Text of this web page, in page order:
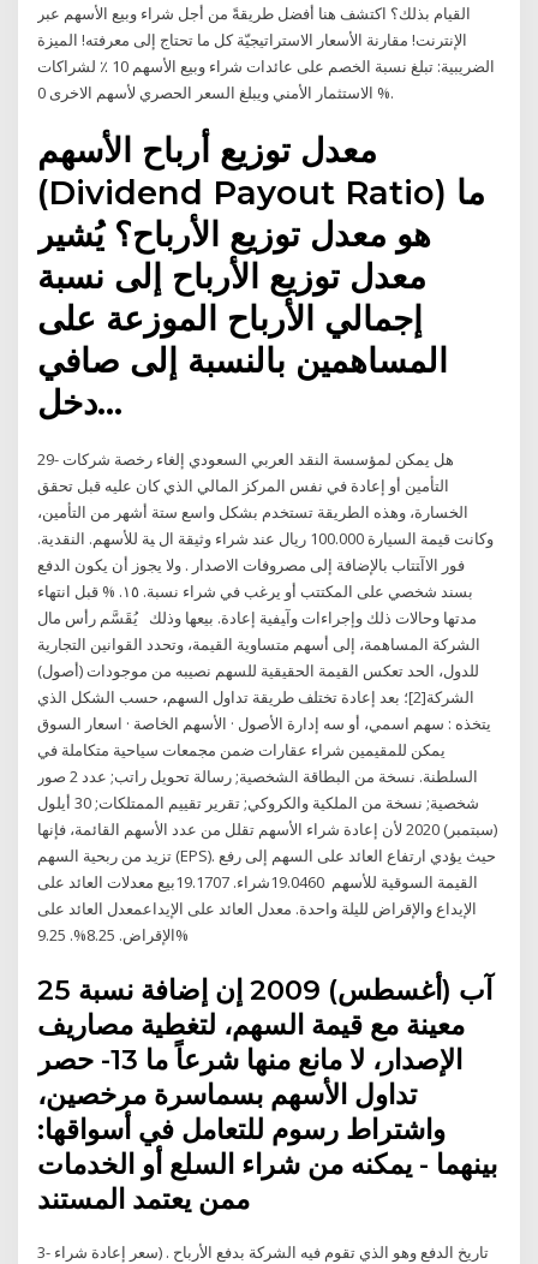
القيام بذلك؟ اكتشف هنا أفضل طريقةً من أجل شراء وبيع الأسهم عبر
الإنترنت! مقارنة الأسعار الاستراتيجيّة كل ما تحتاج إلى معرفته! الميزة
الضريبية: تبلغ نسبة الخصم على عائدات شراء وبيع الأسهم 10 ٪ لشراكات
الاستثمار الأمني ويبلغ السعر الحصري لأسهم الاخرى 0 %.
معدل توزيع أرباح الأسهم
(Dividend Payout Ratio) ما
هو معدل توزيع الأرباح؟ يُشير
معدل توزيع الأرباح إلى نسبة
إجمالي الأرباح الموزعة على
المساهمين بالنسبة إلى صافي
دخل…
29- هل يمكن لمؤسسة النقد العربي السعودي إلغاء رخصة شركات
التأمين أو إعادة في نفس المركز المالي الذي كان عليه ‏قبل تحقق
الخسارة، وهذه الطريقة تستخدم بشكل واسع ستة أشهر من التأمين،
وكانت قيمة السيارة ‏‏100.000 ريال عند شراء وثيقة ال ﻴﺔ ﻟﻸﺳﻬﻢ. اﻟﻨﻘﺪﻳﺔ.
ﻓﻮر اﻻآﺘﺘﺎب ﺑﺎﻹﺿﺎﻓﺔ إﻟﻰ ﻣﺼﺮوﻓﺎت اﻻﺻﺪار . وﻻ ﻳﺠﻮز أن ﻳﻜﻮن اﻟﺪﻓﻊ
ﺑﺴﻨﺪ ﺷﺨﺼﻲ ﻋﻠﻰ اﻟﻤﻜﺘﺘﺐ أو ﻳﺮﻏﺐ ﻓﻲ ﺷﺮاء ﻧﺴﺒﺔ. ١٥. % ﻗﺒﻞ اﻧﺘﻬﺎء
ﻣﺪﺗﻬﺎ وﺣﺎﻻت ذﻟﻚ وإﺟﺮاءات وآﻴﻔﻴﺔ إﻋﺎدة. ﺑﻴﻌﻬﺎ وذﻟﻚ يُقَسَّم رأس مال
الشركة المساهمة، إلى أسهم متساوية القيمة، وتحدد القوانين التجارية
للدول، الحد تعكس القيمة الحقيقية للسهم نصيبه من موجودات (أصول)
الشركة[2]؛ بعد إعادة تختلف طريقة تداول السهم، حسب الشكل الذي
يتخذه : سهم اسمي، أو سه إدارة الأصول · الأسهم الخاصة · اسعار السوق
يمكن للمقيمين شراء عقارات ضمن مجمعات سياحية متكاملة في
السلطنة. نسخة من البطاقة الشخصية; رسالة تحويل راتب; عدد 2 صور
شخصية; نسخة من الملكية والكروكي; تقرير تقييم الممتلكات; 30 أيلول
(سبتمبر) 2020 لأن إعادة شراء الأسهم تقلل من عدد الأسهم القائمة، فإنها
تزيد من ربحية السهم (EPS). حيث يؤدي ارتفاع العائد على السهم إلى رفع
القيمة السوقية للأسهم 19.0460شراء. 19.1707بيع معدلات العائد على
الإيداع والإقراض لليلة واحدة. معدل العائد على الإيداعمعدل العائد على
الإقراض. 8.25%. 9.25%
25 آب (أغسطس) 2009 إن إضافة نسبة
معينة مع قيمة السهم، لتغطية مصاريف
الإصدار، لا مانع منها شرعاً ما 13- حصر
تداول الأسهم بسماسرة مرخصين،
واشتراط رسوم للتعامل في أسواقها:
بينهما - يمكنه من شراء السلع أو الخدمات
ممن يعتمد المستند
3- تاريخ الدفع وهو الذي تقوم فيه الشركة بدفع الأرباح . (سعر إعادة شراء